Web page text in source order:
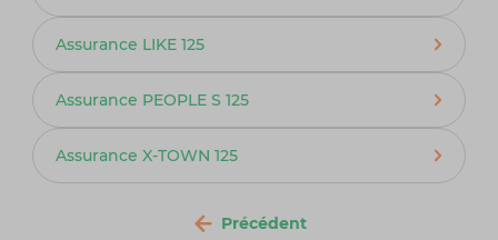
Assurance LIKE 125
Assurance PEOPLE S 125
Assurance X-TOWN 125
Précédent